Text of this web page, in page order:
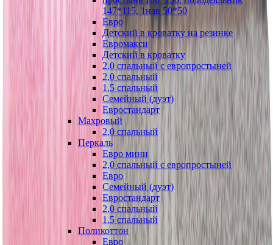
147*115, 1нав 50*50
Евро
Детский в кроватку на резинке
Евромакси
Детский в кроватку
2,0 спальный с европростыней
2,0 спальный
1,5 спальный
Семейный (дуэт)
Евростандарт
Махровый
2,0 спальный
Перкаль
Евро мини
2,0 спальный с европростыней
Евро
Семейный (дуэт)
Евростандарт
2,0 спальный
1,5 спальный
Поликоттон
Евро